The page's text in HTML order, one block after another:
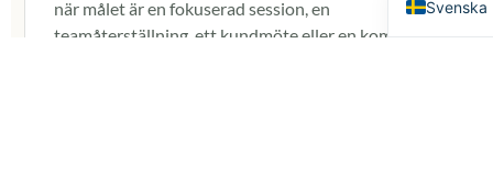
när målet är en fokuserad session, en
teamåterställning, ett kundmöte eller en kompakt
Svenska